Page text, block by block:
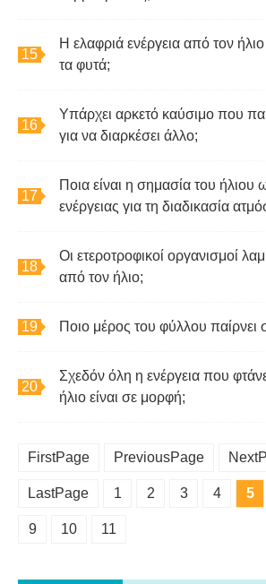
Η ελαφριά ενέργεια από τον
τα φυτά;
Υπάρχει αρκετό καύσιμο που
για να διαρκέσει άλλο;
Ποια είναι η σημασία του ήλιου
ενέργειας για τη διαδικασία
Οι ετεροτροφικοί οργανισμοί
από τον ήλιο;
Ποιο μέρος του φύλλου παίρνει
Σχεδόν όλη η ενέργεια που
ήλιο είναι σε μορφή;
FirstPage PreviousPage
LastPage 1 2 3 4 5
9 10 11